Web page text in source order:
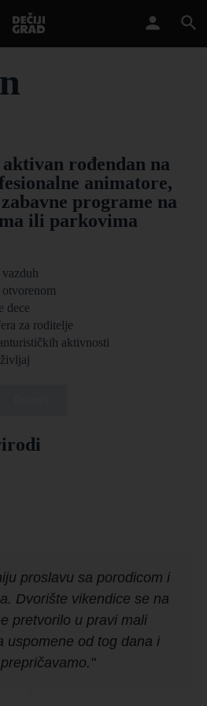
rođendan na
animatore,
programe na
ili parkovima
dece
za roditelje
aktivnosti
proslavu sa porodicom i
Dvorište vikendice se na
pretvorilo u pravi mali
uspomene od tog dana i